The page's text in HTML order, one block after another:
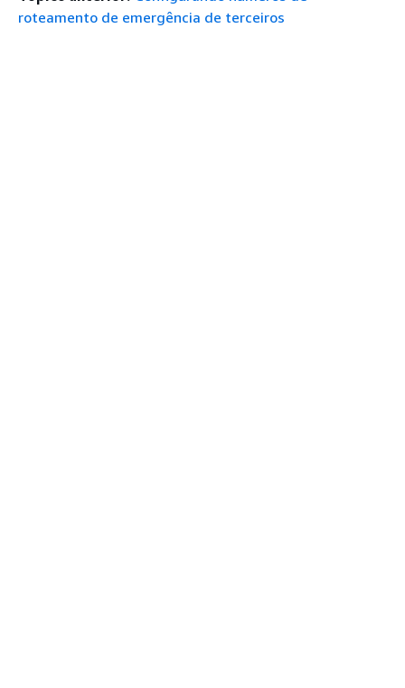
roteamento de emergência de terceiros